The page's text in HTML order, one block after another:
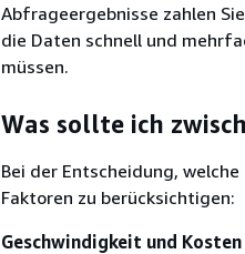
Abfrageergebnisse zahlen
die Daten schnell und
müssen.
Was sollte ich
Bei der Entscheidung,
Faktoren zu berücksichtigen:
Geschwindigkeit und Kosten